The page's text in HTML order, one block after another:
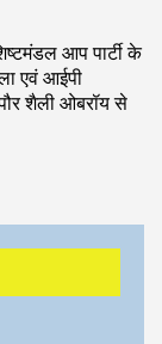
आप पार्टी के
एवं आईपी
शैली ओबरॉय से